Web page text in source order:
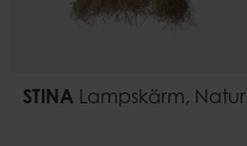
STINA Lampskärm, Natur